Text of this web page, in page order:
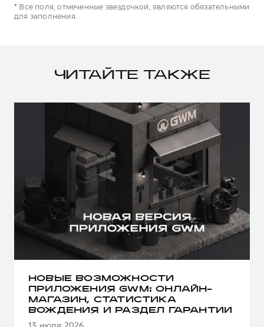
* Все поля, отмеченные звездочкой, являются обязательными
для заполнения.
ЧИТАЙТЕ ТАКЖЕ
НОВЫЕ ВОЗМОЖНОСТИ
ПРИЛОЖЕНИЯ GWM: ОНЛАЙН-
МАГАЗИН, СТАТИСТИКА
ВОЖДЕНИЯ И РАЗДЕЛ ГАРАНТИИ